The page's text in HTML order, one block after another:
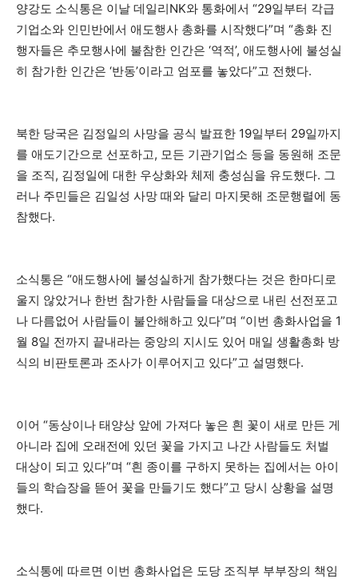
양강도 소식통은 이날 데일리NK와 통화에서 “29일부터 각급
기업소와 인민반에서 애도행사 총화를 시작했다”며 “총화 진
행자들은 추모행사에 불참한 인간은 ‘역적’, 애도행사에 불성실
히 참가한 인간은 ‘반동’이라고 엄포를 놓았다”고 전했다.
북한 당국은 김정일의 사망을 공식 발표한 19일부터 29일까지
를 애도기간으로 선포하고, 모든 기관기업소 등을 동원해 조문
을 조직, 김정일에 대한 우상화와 체제 충성심을 유도했다. 그
러나 주민들은 김일성 사망 때와 달리 마지못해 조문행렬에 동
참했다.
소식통은 “애도행사에 불성실하게 참가했다는 것은 한마디로
울지 않았거나 한번 참가한 사람들을 대상으로 내린 선전포고
나 다름없어 사람들이 불안해하고 있다”며 “이번 총화사업을 1
월 8일 전까지 끝내라는 중앙의 지시도 있어 매일 생활총화 방
식의 비판토론과 조사가 이루어지고 있다”고 설명했다.
이어 “동상이나 태양상 앞에 가져다 놓은 흰 꽃이 새로 만든 게
아니라 집에 오래전에 있던 꽃을 가지고 나간 사람들도 처벌
대상이 되고 있다”며 “흰 종이를 구하지 못하는 집에서는 아이
들의 학습장을 뜯어 꽃을 만들기도 했다”고 당시 상황을 설명
했다.
소식통에 따르면 이번 총화사업은 도당 조직부 부부장의 책임